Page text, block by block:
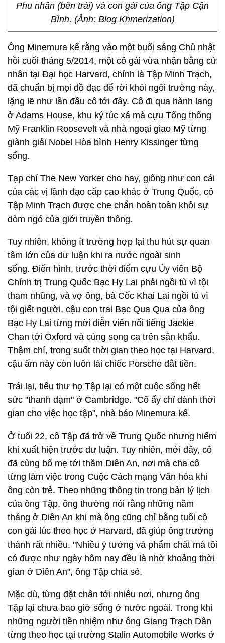
Phu nhân (bên trái) và con gái của ông Tập Cận
Bình. (Ảnh: Blog Khmerization)
Ông Minemura kể rằng vào một buổi sáng Chủ nhật
hồi cuối tháng 5/2014, một cô gái vừa nhận bằng cử
nhân tại Đại học Harvard, chính là Tập Minh Trạch,
đã chuẩn bị mọi đồ đạc để rời khỏi ngôi trường này,
lặng lẽ như lần đầu cô tới đây. Cô đi qua hành lang
ở Adams House, khu ký túc xá mà cựu Tổng thống
Mỹ Franklin Roosevelt và nhà ngoại giao Mỹ từng
giành giải Nobel Hòa bình Henry Kissinger từng
sống.
Tạp chí The New Yorker cho hay, giống như con cái
của các vị lãnh đạo cấp cao khác ở Trung Quốc, cô
Tập Minh Trạch được che chắn hoàn toàn khỏi sự
dòm ngó của giới truyền thông.
Tuy nhiên, không ít trường hợp lại thu hút sự quan
tâm lớn của dư luận khi ra nước ngoài sinh
sống. Điển hình, trước thời điểm cựu Ủy viên Bộ
Chính trị Trung Quốc Bạc Hy Lai phải ngồi tù vì tội
tham nhũng, và vợ ông, bà Cốc Khai Lai ngồi tù vì
tội giết người, cậu con trai Bạc Qua Qua của ông
Bạc Hy Lai từng mời diễn viên nổi tiếng Jackie
Chan tới Oxford và cùng song ca trên sân khấu.
Thậm chí, trong suốt thời gian theo học tại Harvard,
cậu ấm này còn luôn lái chiếc Porsche đắt tiền.
Trái lại, tiểu thư họ Tập lại có một cuộc sống hết
sức "thanh đạm" ở Cambridge. "Cô ấy chỉ dành thời
gian cho việc học tập", nhà báo Minemura kể.
Ở tuổi 22, cô Tập đã trở về Trung Quốc nhưng hiếm
khi xuất hiện trước dư luận. Tuy nhiên, mới đây, cô
đã cùng bố mẹ tới thăm Diên An, nơi mà cha cô
từng làm việc trong Cuộc Cách mạng Văn hóa khi
ông còn trẻ. Theo những thông tin trong bản lý lịch
của ông Tập, ông thường nói rằng những năm
tháng ở Diên An khi mà ông cũng chỉ bằng tuổi cô
con gái lúc theo học ở Harvard, đã giúp ông trưởng
thành rất nhiều. "Nhiều ý tưởng và phẩm chất mà tôi
có được như ngày hôm nay đều là nhờ khoảng thời
gian ở Diên An", ông Tập chia sẻ.
Mặc dù, từng đặt chân tới nhiều nơi, nhưng ông
Tập lại chưa bao giờ sống ở nước ngoài. Trong khi
những người tiền nhiệm như ông Giang Trạch Dân
từng theo học tại trường Stalin Automobile Works ở